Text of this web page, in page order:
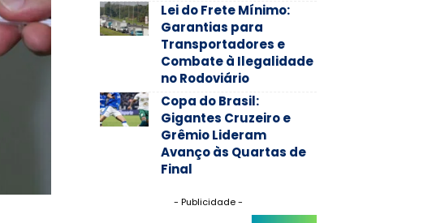
Lei do Frete Mínimo:
Garantias para
Transportadores e
Combate à Ilegalidade
no Rodoviário
Copa do Brasil:
Gigantes Cruzeiro e
Grêmio Lideram
Avanço às Quartas de
Final
- Publicidade -